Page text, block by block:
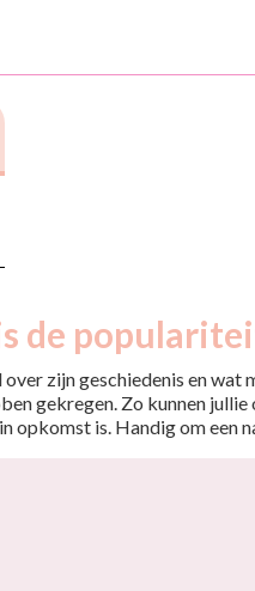
de
zijn geschiedenis en
gekregen. Zo kunnen
opkomst is. Handig om een